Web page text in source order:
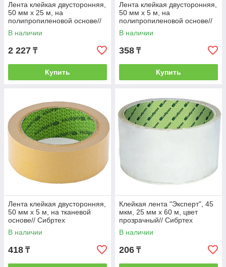
Лента клейкая двусторонняя,
50 мм х 25 м, на
полипропиленовой основе//
СИБРТЕХ
В наличии
2 227 ₸
Купить
Лента клейкая двусторонняя,
50 мм х 5 м, на
полипропиленовой основе//
Сибртех
В наличии
358 ₸
Купить
Лента клейкая двусторонняя,
50 мм х 5 м, на тканевой
основе// Сибртех
В наличии
418 ₸
Клейкая лента "Эксперт", 45
мкм, 25 мм х 60 м, цвет
прозрачный// Сибртех
В наличии
206 ₸